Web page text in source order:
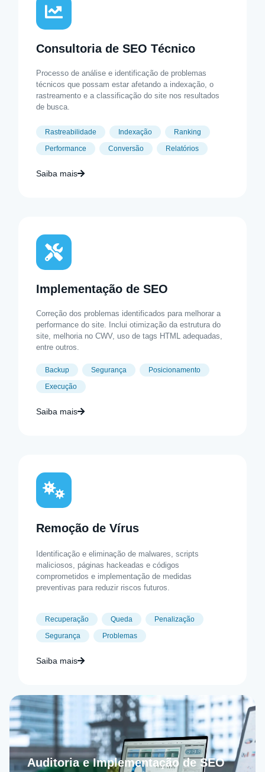
Consultoria de SEO Técnico
Processo de análise e identificação de problemas
técnicos que possam estar afetando a indexação, o
rastreamento e a classificação do site nos resultados
de busca.
Rastreabilidade Indexação
Ranking
Performance
Conversão Relatórios
Saiba mais
Implementação de SEO
Correção dos problemas identificados para melhorar a
performance do site. Inclui otimização da estrutura do
site, melhoria no CWV, uso de tags HTML adequadas,
entre outros.
Backup Segurança
Posicionamento
Execução
Saiba mais
Remoção de Vírus
Identificação e eliminação de malwares, scripts
maliciosos, páginas hackeadas e códigos
comprometidos e implementação de medidas
preventivas para reduzir riscos futuros.
Recuperação Queda
Penalização
Segurança
Problemas
Saiba mais
Auditoria e Implementação de SEO